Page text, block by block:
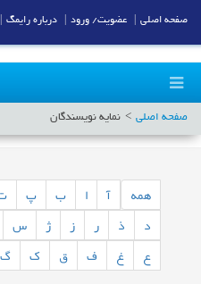
صفحه اصلی نمایه نویسندگان
همه ب پ ت
د
ذ ر ز ژ س
ع
غ ف ق ک گ
صفحه اصلی عضویت/ ورود درباره رایمگ